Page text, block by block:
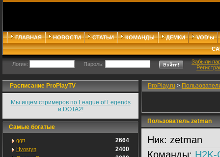
ГЛАВНАЯ НОВОСТИ СТАТЬИ КОМАНДЫ ДЕМКИ
VOD'ы
Логин: Пароль:
Забыли
Расписание ProPlayTV
Мы ищем стримеров по League of Legends
и DOTA2!
Самые богатые
ggtt 2664
Hvostyn 2400
ProPlay.ru >
Пользователь zetman
Ник: zetman
Команды: H2K-